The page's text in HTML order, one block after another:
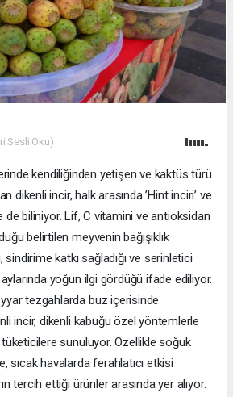
Sesli Oku)
kendiliğinden yetişen ve kaktüs türü
dikenli incir, halk arasında ’Hint inciri’ ve
de biliniyor. Lif, C vitamini ve antioksidan
belirtilen meyvenin bağışıklık
katkı sağladığı ve serinletici
yoğun ilgi gördüğü ifade ediliyor.
tezgahlarda buz içerisinde
incir, dikenli kabuğu özel yöntemlerle
sunuluyor. Özellikle soğuk
sıcak havalarda ferahlatıcı etkisi
tercih ettiği ürünler arasında yer alıyor.